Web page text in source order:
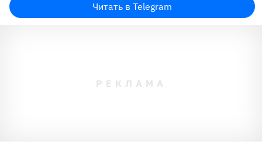
Читать в Telegram